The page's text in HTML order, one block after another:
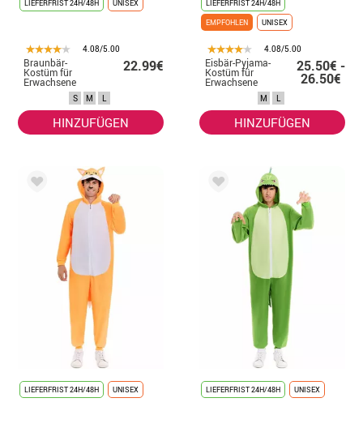
LIEFERFRIST 24H/48H UNISEX
4.08/5.00
Braunbär-
Kostüm für
Erwachsene
22.99€
S M L
HINZUFÜGEN
LIEFERFRIST 24H/48H
EMPFOHLEN
UNISEX
4.08/5.00
Eisbär-Pyjama-
Kostüm für
Erwachsene
25.50€ -
26.50€
M L
HINZUFÜGEN
LIEFERFRIST 24H/48H UNISEX LIEFERFRIST 24H/48H UNISEX